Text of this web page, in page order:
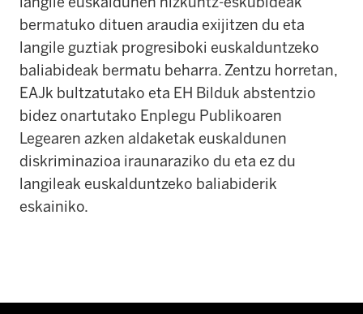
bermatuko dituen araudia exijitzen du eta
langile guztiak progresiboki euskalduntzeko
baliabideak bermatu beharra. Zentzu horretan,
EAJk bultzatutako eta EH Bilduk abstentzio
bidez onartutako Enplegu Publikoaren
Legearen azken aldaketak euskaldunen
diskriminazioa iraunaraziko du eta ez du
langileak euskalduntzeko baliabiderik
eskainiko.